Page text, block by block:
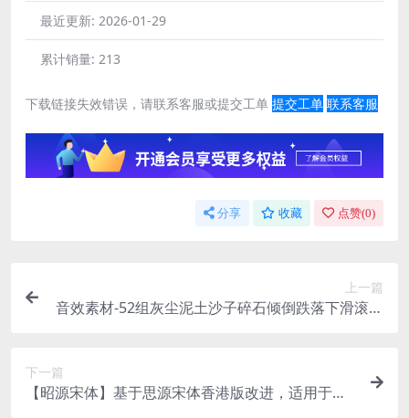
最近更新: 2026-01-29
累计销量: 213
下载链接失效错误，请联系客服或提交工单 提交工单 联系客服
分享 收藏 点赞(0)
上一篇
音效素材-52组灰尘泥土沙子碎石倾倒跌落下滑滚动
下一篇
【昭源宋体】基于思源宋体香港版改进，适用于香